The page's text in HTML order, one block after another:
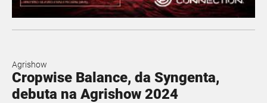
Agrishow
Cropwise Balance, da Syngenta,
debuta na Agrishow 2024